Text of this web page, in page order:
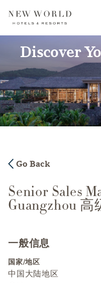
Discover
Go Back
Senior Sales
Guangzhou
一般信息
Press space or enter
国家/地区
中国大陆地区